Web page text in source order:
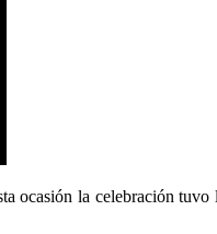
la celebración